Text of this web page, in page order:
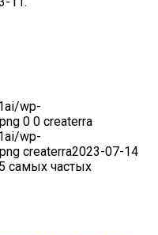
wp-
0 0 createrra
wp-
createrra2023-07-14
самых частых